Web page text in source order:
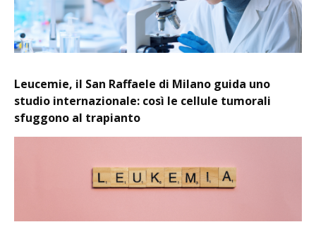
Leucemie, il San Raffaele di Milano guida uno
studio internazionale: così le cellule tumorali
sfuggono al trapianto